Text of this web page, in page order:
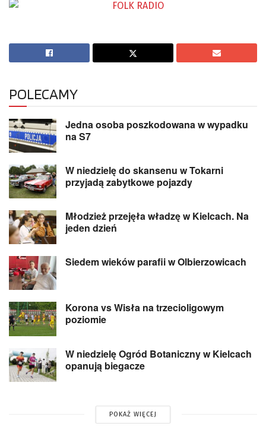
POLECAMY
Jedna osoba poszkodowana w wypadku
na S7
W niedzielę do skansenu w Tokarni
przyjadą zabytkowe pojazdy
Młodzież przejęła władzę w Kielcach. Na
jeden dzień
Siedem wieków parafii w Olbierzowicach
Korona vs Wisła na trzecioligowym
poziomie
W niedzielę Ogród Botaniczny w Kielcach
opanują biegacze
POKAŻ WIĘCEJ